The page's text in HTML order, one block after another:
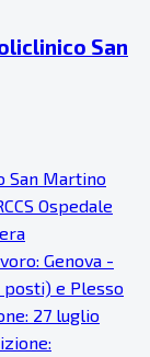
San
San Martino
Ospedale
Genova -
posti) e Plesso
27 luglio